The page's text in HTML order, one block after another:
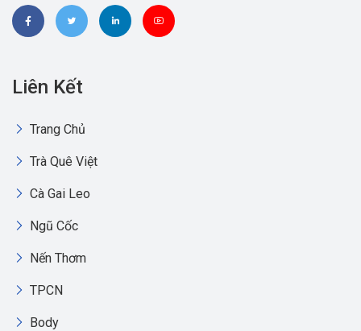
Liên Kết
Trang Chủ
Trà Quê Việt
Cà Gai Leo
Ngũ Cốc
Nến Thơm
TPCN
Body